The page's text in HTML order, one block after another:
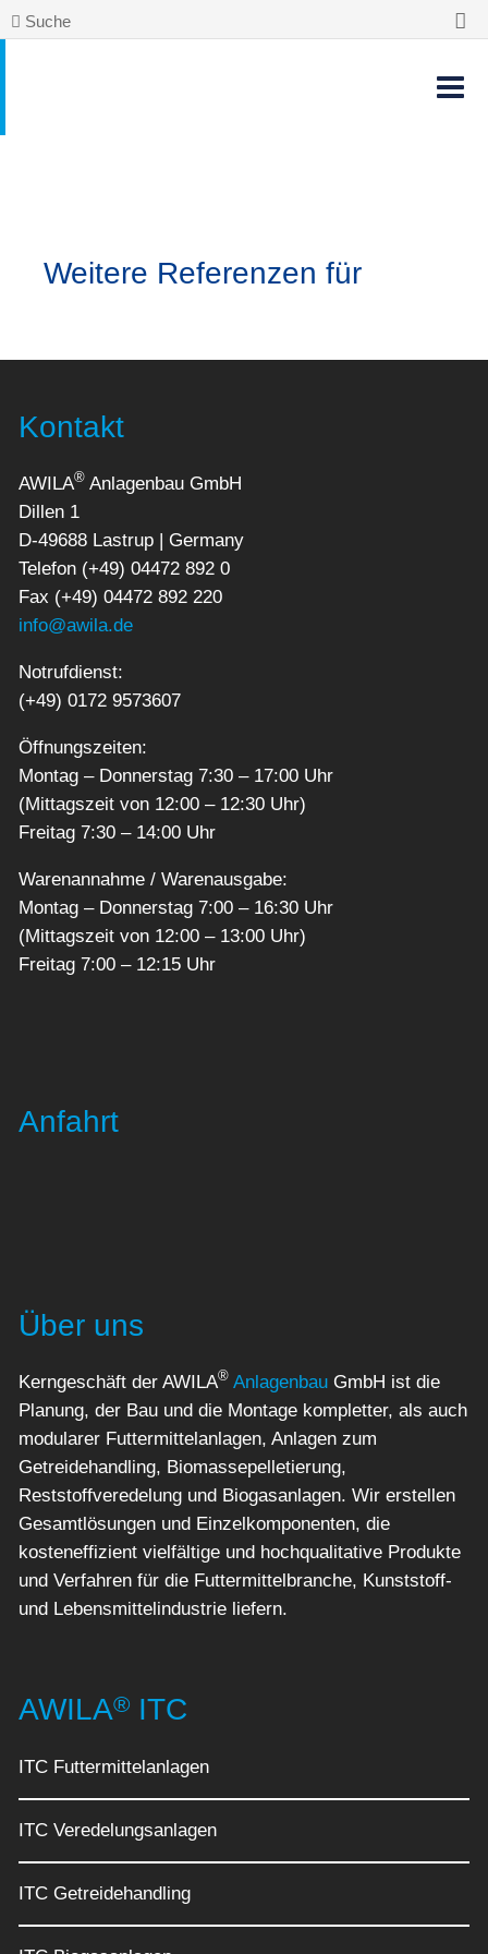
Suche
Weitere Referenzen für
Kontakt
AWILA® Anlagenbau GmbH
Dillen 1
D-49688 Lastrup | Germany
Telefon (+49) 04472 892 0
Fax (+49) 04472 892 220
info@awila.de
Notrufdienst:
(+49) 0172 9573607
Öffnungszeiten:
Montag – Donnerstag 7:30 – 17:00 Uhr
(Mittagszeit von 12:00 – 12:30 Uhr)
Freitag 7:30 – 14:00 Uhr
Warenannahme / Warenausgabe:
Montag – Donnerstag 7:00 – 16:30 Uhr
(Mittagszeit von 12:00 – 13:00 Uhr)
Freitag 7:00 – 12:15 Uhr
Anfahrt
Über uns
Kerngeschäft der AWILA® Anlagenbau GmbH ist die
Planung, der Bau und die Montage kompletter, als auch
modularer Futtermittelanlagen, Anlagen zum
Getreidehandling, Biomassepelletierung,
Reststoffveredelung und Biogasanlagen. Wir erstellen
Gesamtlösungen und Einzelkomponenten, die
kosteneffizient vielfältige und hochqualitative Produkte
und Verfahren für die Futtermittelbranche, Kunststoff-
und Lebensmittelindustrie liefern.
AWILA® ITC
ITC Futtermittelanlagen
ITC Veredelungsanlagen
ITC Getreidehandling